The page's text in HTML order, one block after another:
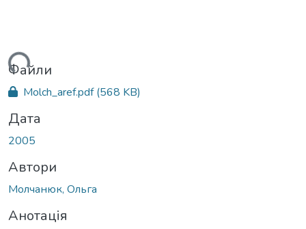
Файли
Molch_aref.pdf(568 KB)
Дата
2005
Автори
Молчанюк, Ольга
Анотація